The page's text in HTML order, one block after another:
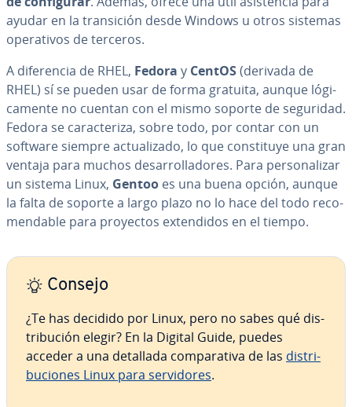
ayudar en la tra­n­si­ción desde Windows u otros sistemas
ope­ra­ti­vos de terceros.
A di­fe­re­n­cia de RHEL, Fedora y CentOS(derivada de
RHEL) sí se pueden usar de forma gratuita, aunque ló­gi­
ca­me­n­te no cuentan con el mismo soporte de seguridad.
Fedora se ca­ra­c­te­ri­za, sobre todo, por contar con un
software siempre ac­tua­li­za­do, lo que co­n­s­ti­tu­ye una gran
ventaja para muchos de­sa­rro­lla­do­res. Para pe­r­so­na­li­zar
un sistema Linux, Gentoo es una buena opción, aunque
la falta de soporte a largo plazo no lo hace del todo re­co­
me­n­da­ble para proyectos ex­te­n­di­dos en el tiempo.
Consejo
¿Te has decidido por Linux, pero no sabes qué di­s­
tri­bu­ción elegir? En la Digital Guide, puedes
acceder a una detallada co­m­pa­ra­ti­va de las di­s­tri­
bu­cio­nes Linux para se­r­vi­do­res.